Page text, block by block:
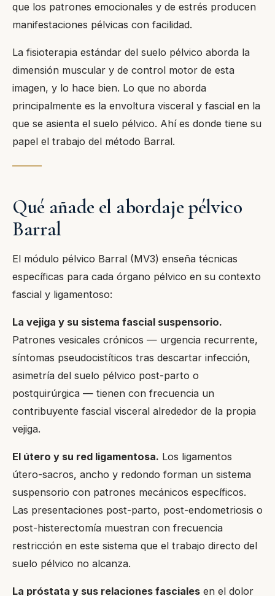
que los patrones emocionales y de estrés producen
manifestaciones pélvicas con facilidad.
La fisioterapia estándar del suelo pélvico aborda la
dimensión muscular y de control motor de esta
imagen, y lo hace bien. Lo que no aborda
principalmente es la envoltura visceral y fascial en la
que se asienta el suelo pélvico. Ahí es donde tiene su
papel el trabajo del método Barral.
Qué añade el abordaje pélvico
Barral
El módulo pélvico Barral (MV3) enseña técnicas
específicas para cada órgano pélvico en su contexto
fascial y ligamentoso:
La vejiga y su sistema fascial suspensorio.
Patrones vesicales crónicos — urgencia recurrente,
síntomas pseudocistíticos tras descartar infección,
asimetría del suelo pélvico post-parto o
postquirúrgica — tienen con frecuencia un
contribuyente fascial visceral alrededor de la propia
vejiga.
El útero y su red ligamentosa. Los ligamentos
útero-sacros, ancho y redondo forman un sistema
suspensorio con patrones mecánicos específicos.
Las presentaciones post-parto, post-endometriosis o
post-histerectomía muestran con frecuencia
restricción en este sistema que el trabajo directo del
suelo pélvico no alcanza.
La próstata y sus relaciones fasciales en el dolor